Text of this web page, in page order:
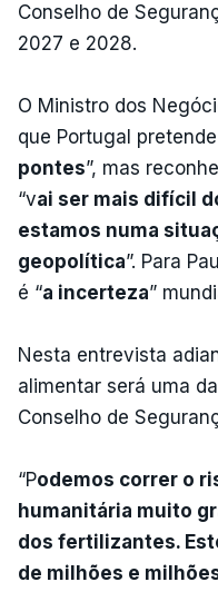
Conselho de
2027 e 2028.
O Ministro dos
que Portugal pretende
pontes”, mas
“vai ser mais difícil
estamos numa
geopolítica”. Para
é “a incerteza”
Nesta entrevista
alimentar será uma
Conselho de
“Podemos correr o
humanitária muito
dos fertilizantes.
de milhões e